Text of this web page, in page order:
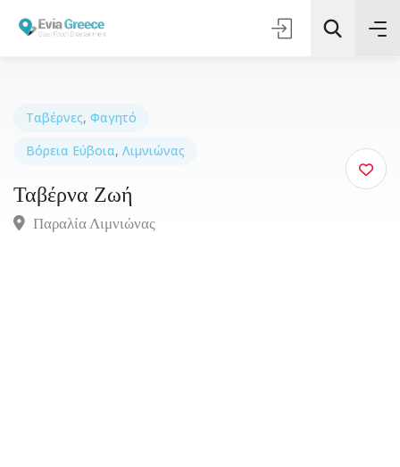
Τοποθεσία
Όλες οι Κατηγορίες
Ταβέρνες, Φαγητό
Βόρεια Εύβοια, Λιμνιώνας
Ταβέρνα Ζωή
Παραλία Λιμνιώνας